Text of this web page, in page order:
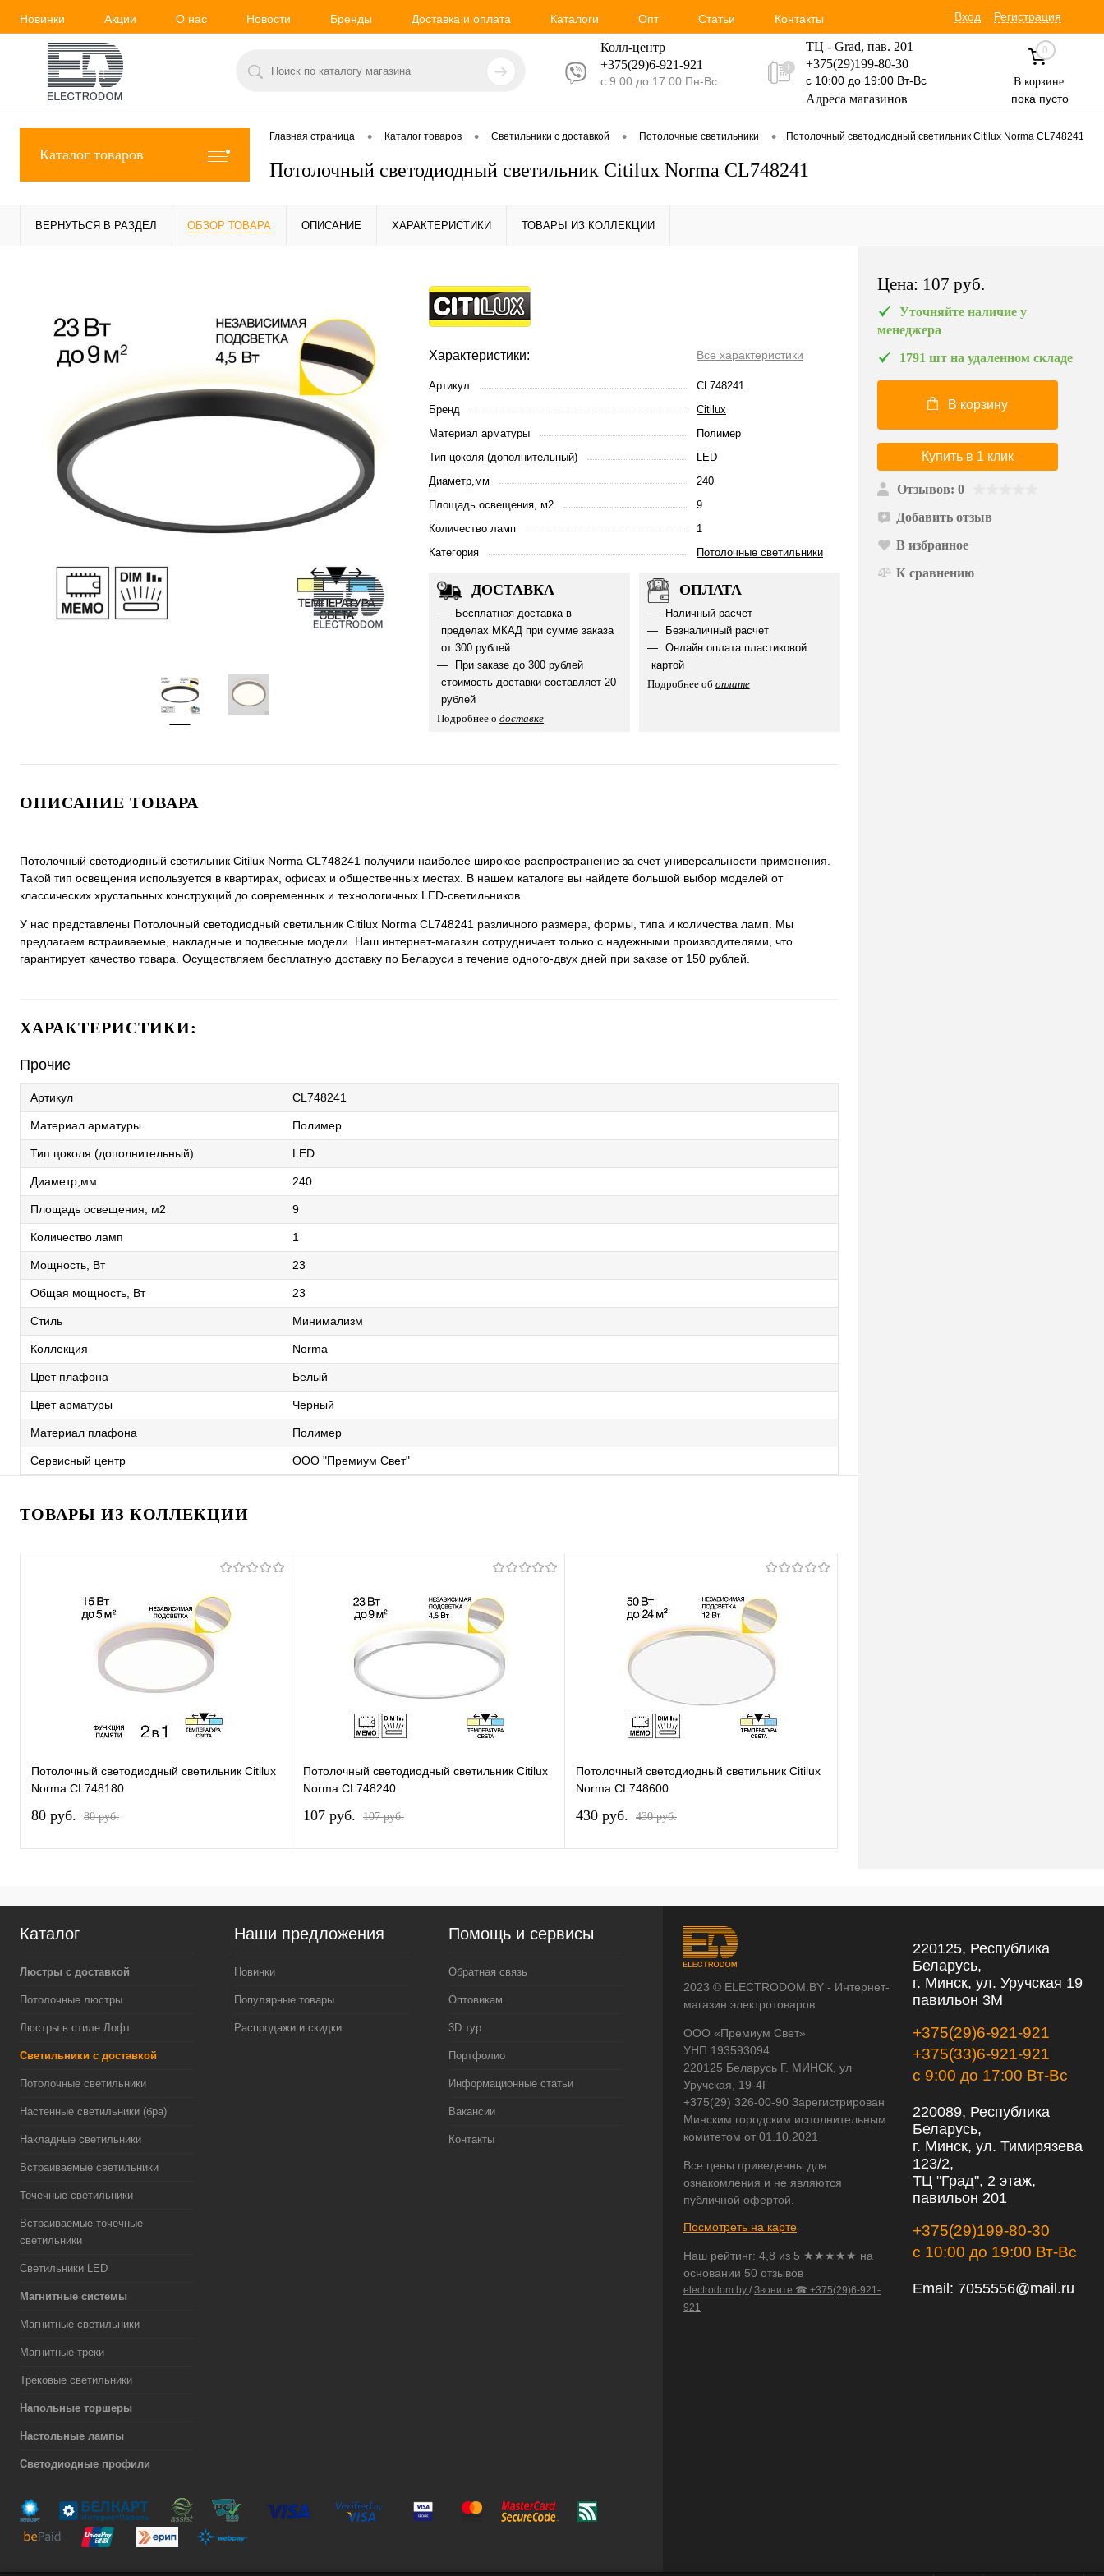
Новинки Акции О нас Новости Бренды Доставка и оплата Каталоги Опт Статьи Контакты Вход Регистрация
Колл-центр
+375(29)6-921-921
с 9:00 до 17:00 Пн-Вс
ТЦ - Grad, пав. 201
+375(29)199-80-30
с 10:00 до 19:00 Вт-Вс
Адреса магазинов
+375(29)354-30-60
0
В корзине
пока пусто
Каталог товаров
Главная страница • Каталог товаров • Светильники с доставкой • Потолочные светильники • Потолочный светодиодный светильник Citilux Norma CL748241
Потолочный светодиодный светильник Citilux Norma CL748241
ВЕРНУТЬСЯ В РАЗДЕЛ ОБЗОР ТОВАРА ОПИСАНИЕ ХАРАКТЕРИСТИКИ ТОВАРЫ ИЗ КОЛЛЕКЦИИ
Характеристики: Все характеристики
Артикул
CL748241
Бренд
Citilux
Материал арматуры
Полимер
Тип цоколя (дополнительный)
LED
Диаметр,мм
240
Площадь освещения, м2
9
Количество ламп
1
Категория
Потолочные светильники
ДОСТАВКА
Бесплатная доставка в
пределах МКАД при сумме заказа
от 300 рублей
При заказе до 300 рублей
стоимость доставки составляет 20
рублей
Подробнее о доставке
ОПЛАТА
Наличный расчет
Безналичный расчет
Онлайн оплата пластиковой
картой
Подробнее об оплате
ОПИСАНИЕ ТОВАРА
Потолочный светодиодный светильник Citilux Norma CL748241 получили наиболее широкое распространение за счет универсальности применения.
Такой тип освещения используется в квартирах, офисах и общественных местах. В нашем каталоге вы найдете большой выбор моделей от
классических хрустальных конструкций до современных и технологичных LED-светильников.
У нас представлены Потолочный светодиодный светильник Citilux Norma CL748241 различного размера, формы, типа и количества ламп. Мы
предлагаем встраиваемые, накладные и подвесные модели. Наш интернет-магазин сотрудничает только с надежными производителями, что
гарантирует качество товара. Осуществляем бесплатную доставку по Беларуси в течение одного-двух дней при заказе от 150 рублей.
ХАРАКТЕРИСТИКИ:
Прочие
Артикул CL748241
Материал арматуры Полимер
Тип цоколя (дополнительный) LED
Диаметр,мм 240
Площадь освещения, м2 9
Количество ламп 1
Мощность, Вт 23
Общая мощность, Вт 23
Стиль Минимализм
Коллекция Norma
Цвет плафона Белый
Цвет арматуры Черный
Материал плафона Полимер
Сервисный центр ООО "Премиум Свет"
ТОВАРЫ ИЗ КОЛЛЕКЦИИ
Потолочный светодиодный светильник Citilux
Norma CL748180
80 pуб. 80 pуб.
Потолочный светодиодный светильник Citilux
Norma CL748240
107 pуб. 107 pуб.
Потолочный светодиодный светильник Citilux
Norma CL748600
430 pуб. 430 pуб.
Цена: 107 pуб.
Уточняйте наличие у
менеджера
1791 шт на удаленном складе
В корзину
Купить в 1 клик
Отзывов: 0
Добавить отзыв
В избранное
К сравнению
Каталог
Люстры с доставкой
Потолочные люстры
Люстры в стиле Лофт
Светильники с доставкой
Потолочные светильники
Настенные светильники (бра)
Накладные светильники
Встраиваемые светильники
Точечные светильники
Встраиваемые точечные
светильники
Светильники LED
Магнитные системы
Магнитные светильники
Магнитные треки
Трековые светильники
Напольные торшеры
Настольные лампы
Светодиодные профили
Наши предложения
Новинки
Популярные товары
Распродажи и скидки
Помощь и сервисы
Обратная связь
Оптовикам
3D тур
Портфолио
Информационные статьи
Вакансии
Контакты
2023 © ELECTRODOM.BY - Интернет-
магазин электротоваров
ООО «Премиум Свет»
УНП 193593094
220125 Беларусь Г. МИНСК, ул
Уручская, 19-4Г
+375(29) 326-00-90 Зарегистрирован
Минским городским исполнительным
комитетом от 01.10.2021
Все цены приведенны для
ознакомления и не являются
публичной офертой.
Посмотреть на карте
Наш рейтинг: 4,8 из 5 ★★★★★ на
основании 50 отзывов
electrodom.by / Звоните ☎ +375(29)6-921-
921
220125, Республика
Беларусь,
г. Минск, ул. Уручская 19
павильон 3М
+375(29)6-921-921
+375(33)6-921-921
с 9:00 до 17:00 Вт-Вс
220089, Республика
Беларусь,
г. Минск, ул. Тимирязева
123/2,
ТЦ "Град", 2 этаж,
павильон 201
+375(29)199-80-30
с 10:00 до 19:00 Вт-Вс
Email: 7055556@mail.ru